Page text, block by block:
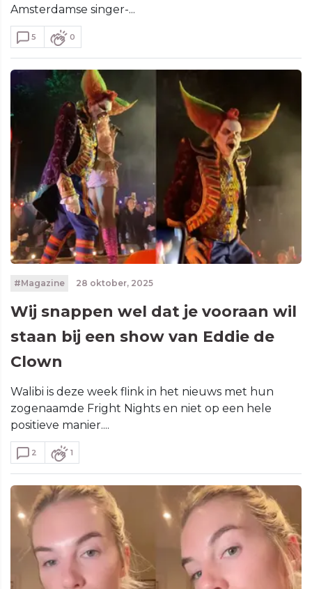
Amsterdamse singer-...
5 0
#Magazine 28 oktober, 2025
Wij snappen wel dat je vooraan wil
staan bij een show van Eddie de
Clown
Walibi is deze week flink in het nieuws met hun
zogenaamde Fright Nights en niet op een hele
positieve manier....
2 1